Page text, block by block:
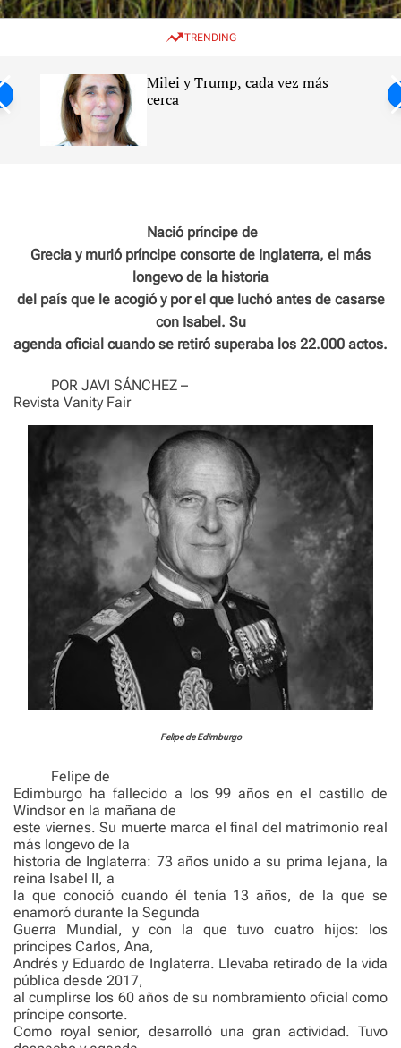
w
c
e
e
TRENDING
Milei y Trump, cada vez más
cerca
Nació príncipe de
Grecia y murió príncipe consorte de Inglaterra, el más
longevo de la historia
del país que le acogió y por el que luchó antes de casarse
con Isabel. Su
agenda oficial cuando se retiró superaba los 22.000 actos.
POR JAVI SÁNCHEZ –
Revista Vanity Fair
Felipe de Edimburgo
Felipe de
Edimburgo ha fallecido a los 99 años en el castillo de
Windsor en la mañana de
este viernes. Su muerte marca el final del matrimonio real
más longevo de la
historia de Inglaterra: 73 años unido a su prima lejana, la
reina Isabel II, a
la que conoció cuando él tenía 13 años, de la que se
enamoró durante la Segunda
Guerra Mundial, y con la que tuvo cuatro hijos: los
príncipes Carlos, Ana,
Andrés y Eduardo de Inglaterra. Llevaba retirado de la vida
pública desde 2017,
al cumplirse los 60 años de su nombramiento oficial como
príncipe consorte.
Como royal senior, desarrolló una gran actividad. Tuvo